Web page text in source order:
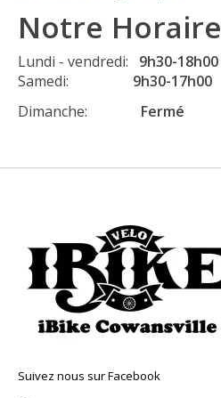
Notre Horaire
Lundi - vendredi: 9h30-18h00
Samedi: 9h30-17h00
Dimanche: Fermé
Suivez nous sur Facebook